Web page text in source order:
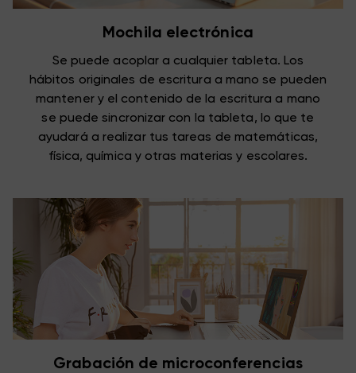
Mochila electrónica
Se puede acoplar a cualquier tableta. Los
hábitos originales de escritura a mano se pueden
mantener y el contenido de la escritura a mano
se puede sincronizar con la tableta, lo que te
ayudará a realizar tus tareas de matemáticas,
física, química y otras materias y escolares.
Grabación de microconferencias